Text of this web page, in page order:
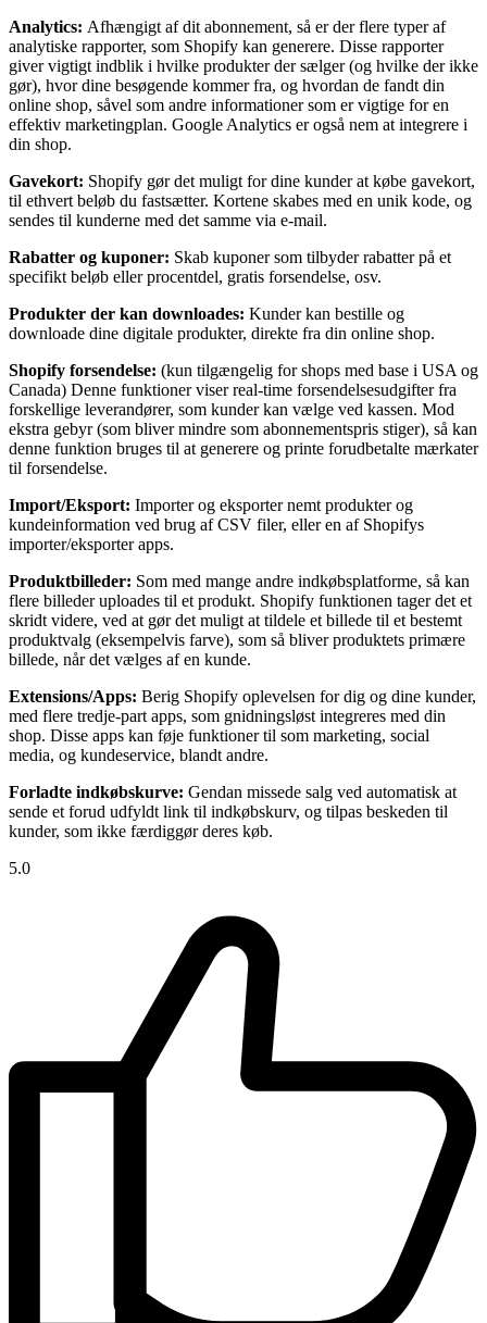
Analytics: Afhængigt af dit abonnement, så er der flere typer af
analytiske rapporter, som Shopify kan generere. Disse rapporter
giver vigtigt indblik i hvilke produkter der sælger (og hvilke der ikke
gør), hvor dine besøgende kommer fra, og hvordan de fandt din
online shop, såvel som andre informationer som er vigtige for en
effektiv marketingplan. Google Analytics er også nem at integrere i
din shop.
Gavekort: Shopify gør det muligt for dine kunder at købe gavekort,
til ethvert beløb du fastsætter. Kortene skabes med en unik kode, og
sendes til kunderne med det samme via e-mail.
Rabatter og kuponer: Skab kuponer som tilbyder rabatter på et
specifikt beløb eller procentdel, gratis forsendelse, osv.
Produkter der kan downloades: Kunder kan bestille og
downloade dine digitale produkter, direkte fra din online shop.
Shopify forsendelse: (kun tilgængelig for shops med base i USA og
Canada) Denne funktioner viser real-time forsendelsesudgifter fra
forskellige leverandører, som kunder kan vælge ved kassen. Mod
ekstra gebyr (som bliver mindre som abonnementspris stiger), så kan
denne funktion bruges til at generere og printe forudbetalte mærkater
til forsendelse.
Import/Eksport: Importer og eksporter nemt produkter og
kundeinformation ved brug af CSV filer, eller en af Shopifys
importer/eksporter apps.
Produktbilleder: Som med mange andre indkøbsplatforme, så kan
flere billeder uploades til et produkt. Shopify funktionen tager det et
skridt videre, ved at gør det muligt at tildele et billede til et bestemt
produktvalg (eksempelvis farve), som så bliver produktets primære
billede, når det vælges af en kunde.
Extensions/Apps: Berig Shopify oplevelsen for dig og dine kunder,
med flere tredje-part apps, som gnidningsløst integreres med din
shop. Disse apps kan føje funktioner til som marketing, social
media, og kundeservice, blandt andre.
Forladte indkøbskurve: Gendan missede salg ved automatisk at
sende et forud udfyldt link til indkøbskurv, og tilpas beskeden til
kunder, som ikke færdiggør deres køb.
5.0